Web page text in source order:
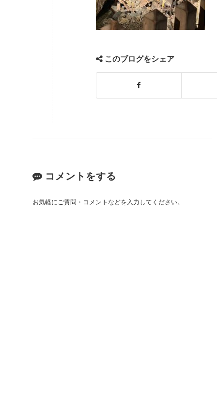
このブログをシェア
コメントをする
お気軽にご質問・コメントなどを入力してください。